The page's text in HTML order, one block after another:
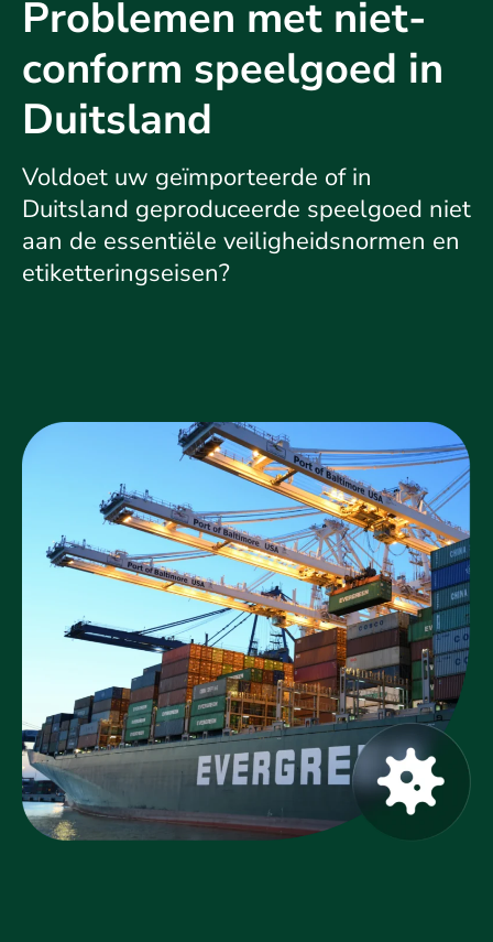
Problemen met niet-
conform speelgoed in
Duitsland
Voldoet uw geïmporteerde of in
Duitsland geproduceerde speelgoed niet
aan de essentiële veiligheidsnormen en
etiketteringseisen?